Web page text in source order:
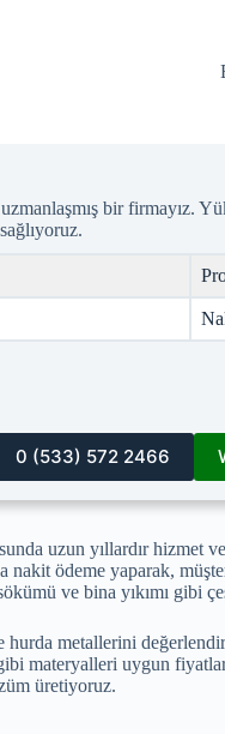
bir firmayız.
0 (533) 572 2466
uzun yıllardır hizmet
nakit ödeme yaparak,
ve bina yıkımı gibi
metallerini
materyalleri uygun
üretiyoruz.